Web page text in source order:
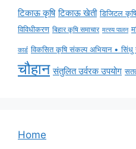
टिकाऊ कृषि टिकाऊ खेती डिजिटल कृषि
विविधीकरण बिहार कृषि समाचार मत्स्य पालन
कार्ड विकसित कृषि संकल्प अभियान • सिंधु
चौहान संतुलित उर्वरक उपयोग
Home